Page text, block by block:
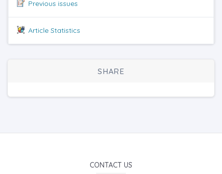
Previous issues
Article Statistics
SHARE
CONTACT US